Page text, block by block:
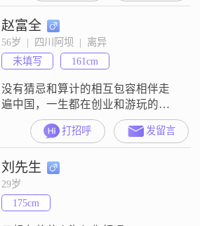
##3002##我这个人平时比较稳重可
靠，性格随和，容易和人相处，而
且责任感比较强##3002##这些是我
目前的基本情况，没有太多复杂的
内容##3002##我来到这里是为了
赵富全
56岁  |  四川阿坝  |  离异
未填写
161cm
没有猜忌和算计的相互包容相伴走
遍中国，一生都在创业和游玩的路
上，享受社会价值##3002##
打招呼 发留言
刘先生
29岁
175cm